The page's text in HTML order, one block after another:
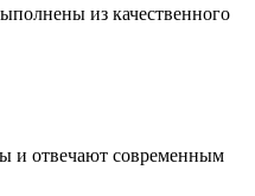
из качественного
и отвечают современным